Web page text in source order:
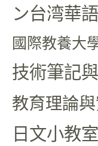
ン台湾華語
國際教養大
技術筆記
教育理論
日文小教室